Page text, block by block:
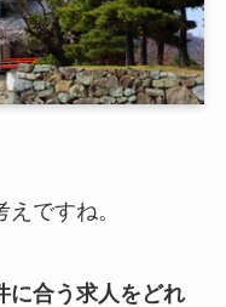
ですね。
に合う求人をどれ